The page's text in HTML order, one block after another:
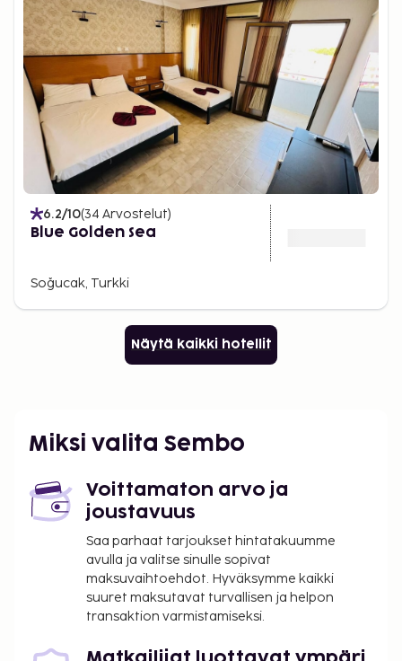
6.2/10(34 Arvostelut)
Blue Golden Sea
Soğucak, Turkki
Näytä kaikki hotellit
Miksi valita Sembo
Voittamaton arvo ja
joustavuus
Saa parhaat tarjoukset hintatakuumme
avulla ja valitse sinulle sopivat
maksuvaihtoehdot. Hyväksymme kaikki
suuret maksutavat turvallisen ja helpon
transaktion varmistamiseksi.